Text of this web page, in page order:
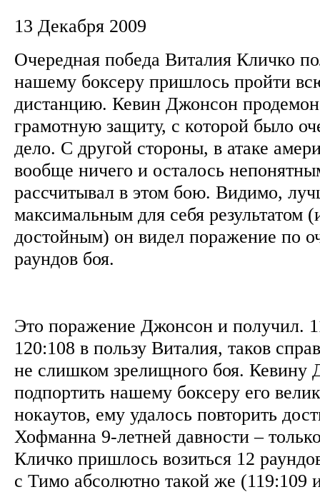
13 Декабря 2009
Очередная победа Виталия Кличко
нашему боксеру пришлось пройти
дистанцию. Кевин Джонсон
грамотную защиту, с которой было
дело. С другой стороны, в атаке
вообще ничего и осталось
рассчитывал в этом бою. Видимо,
максимальным для себя результатом
достойным) он видел поражение по
раундов боя.
Это поражение Джонсон и получил.
120:108 в пользу Виталия, таков
не слишком зрелищного боя. Кевину
подпортить нашему боксеру его
нокаутов, ему удалось повторить
Хофманна 9-летней давности –
Кличко пришлось возиться 12
с Тимо абсолютно такой же